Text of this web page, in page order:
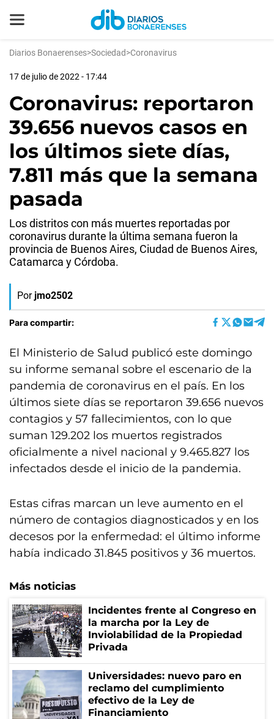
Diarios Bonaerenses>Sociedad>Coronavirus
17 de julio de 2022 - 17:44
Coronavirus: reportaron
39.656 nuevos casos en
los últimos siete días,
7.811 más que la semana
pasada
Los distritos con más muertes reportadas por
coronavirus durante la última semana fueron la
provincia de Buenos Aires, Ciudad de Buenos Aires,
Catamarca y Córdoba.
Por jmo2502
Para compartir:
El Ministerio de Salud publicó este domingo
su informe semanal sobre el escenario de la
pandemia de coronavirus en el país. En los
últimos siete días se reportaron 39.656 nuevos
contagios y 57 fallecimientos, con lo que
suman 129.202 los muertos registrados
oficialmente a nivel nacional y 9.465.827 los
infectados desde el inicio de la pandemia.
Estas cifras marcan un leve aumento en el
número de contagios diagnosticados y en los
decesos por la enfermedad: el último informe
había indicado 31.845 positivos y 36 muertos.
Más noticias
Incidentes frente al Congreso en
la marcha por la Ley de
Inviolabilidad de la Propiedad
Privada
Universidades: nuevo paro en
reclamo del cumplimiento
efectivo de la Ley de
Financiamiento